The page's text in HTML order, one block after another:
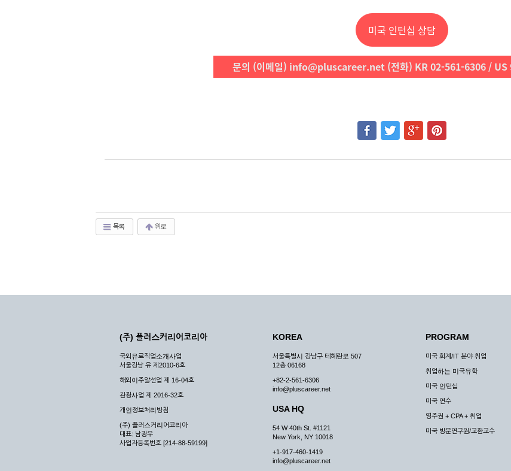
미국 인턴십 상담
문의 (이메일) info@pluscareer.net (전화) KR 02-561-6306 / US
목록 위로
(주) 플러스커리어코리아
국외유료직업소개사업
서울강남 유 제2010-6호
해외이주알선업 제 16-04호
관광사업 제 2016-32호
개인정보처리방침
(주) 플러스커리어코리아
대표: 남광우
사업자등록번호 [214-88-59199]
KOREA
서울특별시 강남구 테헤란로 507
12층 06168
+82-2-561-6306
info@pluscareer.net
USA HQ
54 W 40th St. #1121
New York, NY 10018
+1-917-460-1419
info@pluscareer.net
PROGRAM
미국 회계/IT 분야 취업
취업하는 미국유학
미국 인턴십
미국 연수
영주권 + CPA + 취업
미국 방문연구원/교환교수